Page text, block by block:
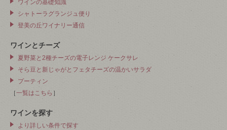
ワインの基礎知識
シャトーラグランジュ便り
登美の丘ワイナリー通信
ワインとチーズ
夏野菜と2種チーズの電子レンジ ケークサレ
そら豆と新じゃがとフェタチーズの温かいサラダ
プーティン
［一覧はこちら ］
ワインを探す
より詳しい条件で探す